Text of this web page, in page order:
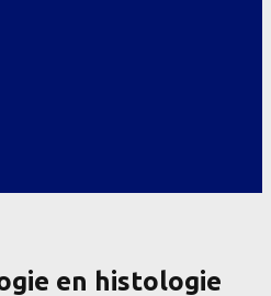
en histologie